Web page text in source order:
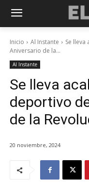
Inicio Al Instante
Se
Aniversario de la...
Al Instante
Se lleva
deportivo
de la
20 noviembre, 2024